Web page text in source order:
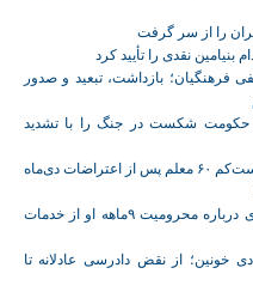
را از سر گرفت
نقدی را تأیید کرد
فرهنگیان؛ بازداشت، تبعید و صدور
حکومت شکست در جنگ را با تشدید
کمپین حقوق بشر ایران: دست‌کم ۶۰ معلم پس از اعتراضات دی‌ماه
هشدار وکلای وریشه مرادی درباره محرومیت ۹ماهه او از خدمات
خونین؛ از نقض دادرسی عادلانه تا